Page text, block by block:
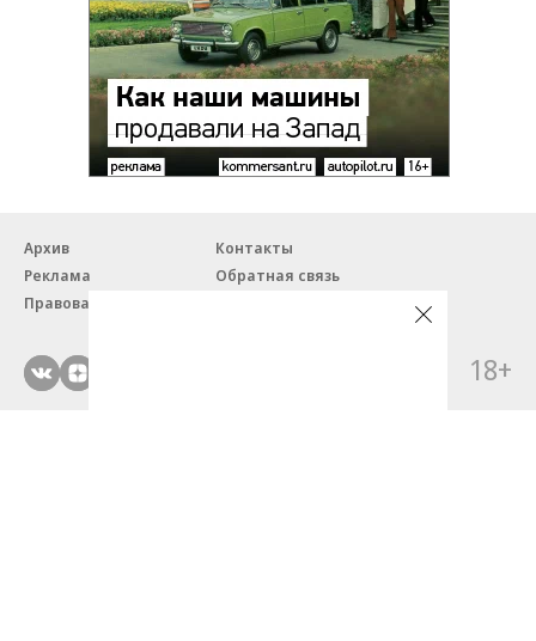
Архив
Контакты
Реклама
Обратная связь
Правовая информация
18+